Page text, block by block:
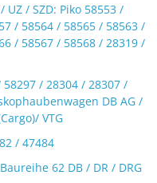
UZ / SZD: Piko 58553 /
/ 58564 / 58565 / 58563 /
/ 58567 / 58568 / 28319 /
/ 28304 / 28307 /
DB AG /
VTG
/ 47484
62 DB / DR / DRG